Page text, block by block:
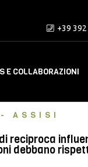
+39
E COLLABORAZIONI
ASSISI
reciproca
debbano